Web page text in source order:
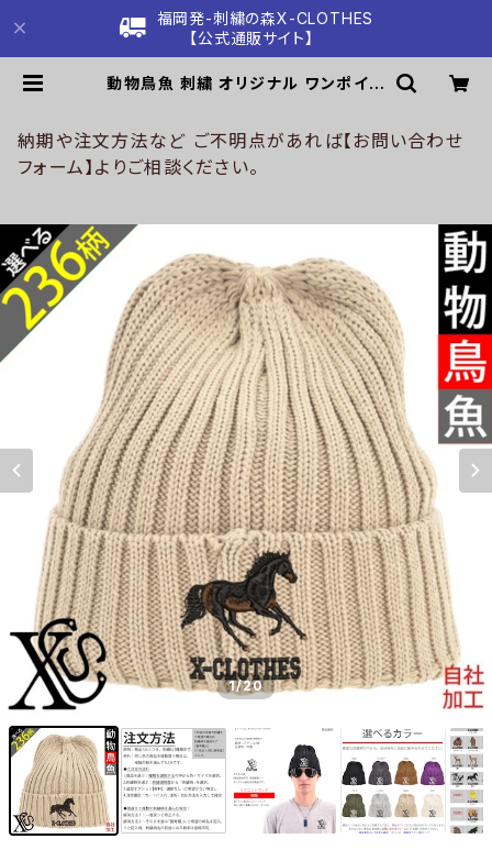
福岡発-刺繍の森X-CLOTHES
【公式通販サイト】
動物鳥魚 刺繍 オリジナル ワンポイン
秋冬 雑貨 グッズ 自社ブランド 柄 馬
豚 魚 クリスマス ori-a-cap74-g0
6-s | 刺繍の森X-CLOTHES【公式
納期や注文方法など ご不明点があれば【お問い合わせ
フォーム】よりご相談ください。
1/20